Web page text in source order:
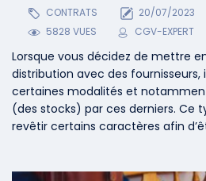
CONTRATS 20/07/2023
5828 VUES
CGV-EXPERT
Lorsque vous décidez de mettre
distribution avec des
certaines modalités et
(des stocks) par ces derniers. Ce
revêtir certains caractères afin